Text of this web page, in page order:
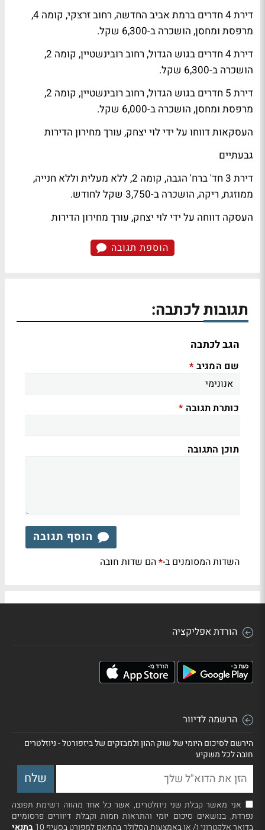
דירת 4 חדרים ברמת אביב החדשה, רחוב זרצקי, קומה 4,
מרפסת ומחסן, הושכרה ב-6,300 שקל.
דירת 4 חדרים בגוש הגדול, רחוב רובינשטיין, קומה 2,
הושכרה ב-6,300 שקל.
דירת 5 חדרים בגוש הגדול, רחוב רובינשטיין, קומה 2,
מרפסת ומחסן, הושכרה ב-6,000 שקל.
העסקאות דווחו על ידי לוי יצחק, עורך מחירון הדירות
גבעתיים
דירת 3 חד' ברח' הגבה, קומה 2, ללא מעלית וללא חנייה,
ממוזגת, ריקה, הושכרה ב-3,750 שקל לחודש.
העסקה דווחה על ידי לוי יצחק, עורך מחירון הדירות
הוספת תגובה
תגובות לכתבה:
הגב לכתבה
שם המגיב *
כותרת תגובה *
תוכן התגובה
הוסף תגובה
השדות המסומנים ב-*הם שדות חובה
הורדת אפליקציה
הרשמה לדיוור
הירשם לסיכום היומי של שוק ההון ולמבזקים של ביזפורטל - ניוזלטרים
חובה לכל משקיע
אני מאשר קבלת שני ניוזלטרים, אשר כל אחד מהווה רשימת תפוצה
נפרדת, בנושאים סיכום יומי והתראות חמות וקבלת דיוורים פרסומיים
בדואר אלקטרוני ו/ או באמצעות הסלולר בהתאם למפורט בסעיף 10
בתנאי